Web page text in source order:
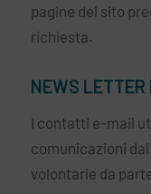
pagine del sito
richiesta.
NEWS
I contatti e-mail
comunicazioni
volontarie da